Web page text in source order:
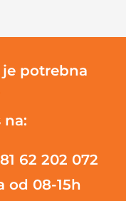
potrebna
na:
62 202 072
od 08-15h